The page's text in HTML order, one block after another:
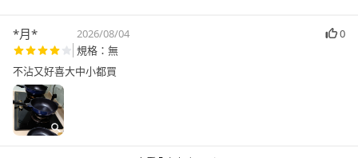
*月* 2026/08/04
0
規格：無
不沾又好喜大中小都買